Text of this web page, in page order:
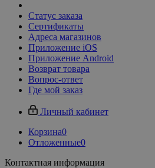
Статус заказа
Сертификаты
Адреса магазинов
Приложение iOS
Приложение Android
Возврат товара
Вопрос-ответ
Где мой заказ
Личный кабинет
Корзина0
Отложенные0
Контактная информация